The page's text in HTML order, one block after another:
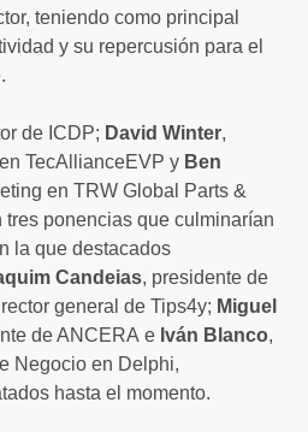
teniendo como principal
y su repercusión para el
de ICDP; David Winter,
TecAllianceEVP y Ben
en TRW Global Parts &
ponencias que culminarían
la que destacados
Candeias, presidente de
general de Tips4y; Miguel
de ANCERA e Iván Blanco,
Negocio en Delphi,
hasta el momento.